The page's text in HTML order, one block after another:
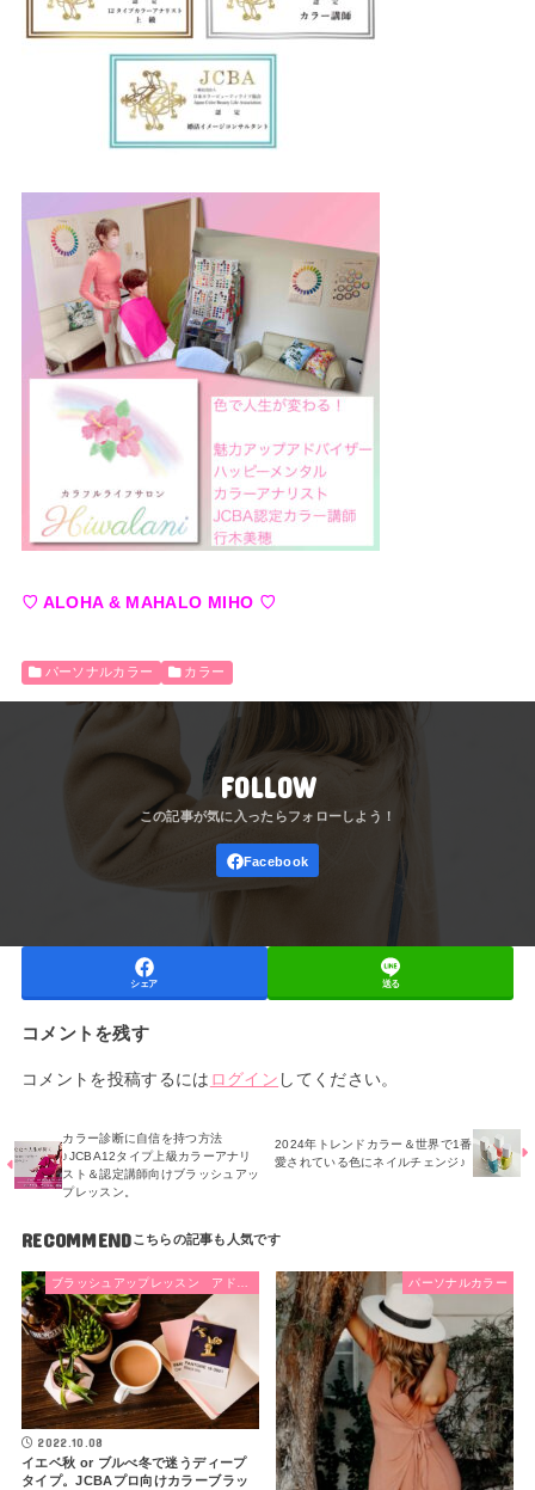
♡ ALOHA & MAHALO MIHO ♡
パーソナルカラー カラー
FOLLOW
シェア 送る
コメントを残す
コメントを投稿するには ログイン してください。
カラー診断に自信を持つ方法
♪JCBA12タイプ上級カラーアナリ
スト＆認定講師向けブラッシュアッ
プレッスン。
2024年トレンドカラー＆世界で1番
愛されている色にネイルチェンジ♪
RECOMMEND
2022.10.08
イエベ秋 or ブルべ冬で迷うディープ
タイプ。JCBAプロ向けカラーブラッ
パーソナルカラー